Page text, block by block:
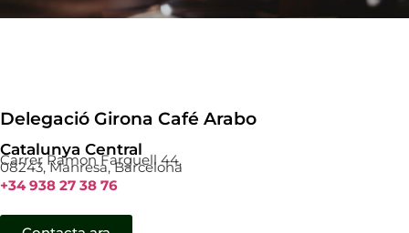
Delegació Girona Café Arabo
Catalunya Central
Carrer Ramon Farguell 44,
08243, Manresa, Barcelona
+34 938 27 38 76